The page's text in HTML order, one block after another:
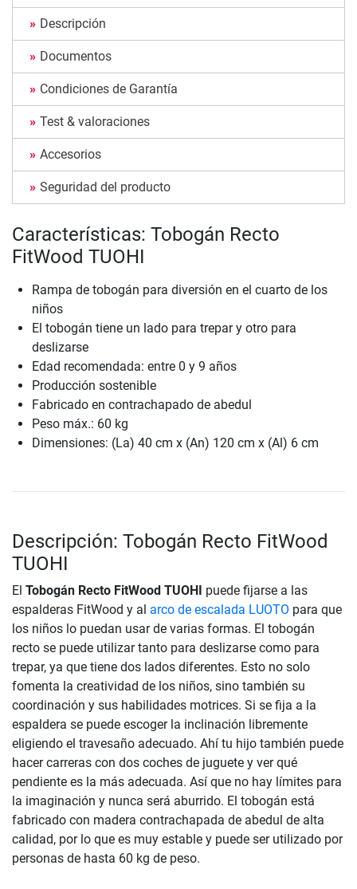
Descripción
Documentos
Condiciones de Garantía
Test & valoraciones
Accesorios
Seguridad del producto
Características: Tobogán Recto
FitWood TUOHI
Rampa de tobogán para diversión en el cuarto de los
niños
El tobogán tiene un lado para trepar y otro para
deslizarse
Edad recomendada: entre 0 y 9 años
Producción sostenible
Fabricado en contrachapado de abedul
Peso máx.: 60 kg
Dimensiones: (La) 40 cm x (An) 120 cm x (Al) 6 cm
Descripción: Tobogán Recto FitWood
TUOHI
El Tobogán Recto FitWood TUOHI
puede fijarse a las
espalderas FitWood y al arco de escalada LUOTO para que
los niños lo puedan usar de varias formas. El tobogán
recto se puede utilizar tanto para deslizarse como para
trepar, ya que tiene dos lados diferentes. Esto no solo
fomenta la creatividad de los niños, sino también su
coordinación y sus habilidades motrices. Si se fija a la
espaldera se puede escoger la inclinación libremente
eligiendo el travesaño adecuado. Ahí tu hijo también puede
hacer carreras con dos coches de juguete y ver qué
pendiente es la más adecuada. Así que no hay límites para
la imaginación y nunca será aburrido. El tobogán está
fabricado con madera contrachapada de abedul de alta
calidad, por lo que es muy estable y puede ser utilizado por
personas de hasta 60 kg de peso.